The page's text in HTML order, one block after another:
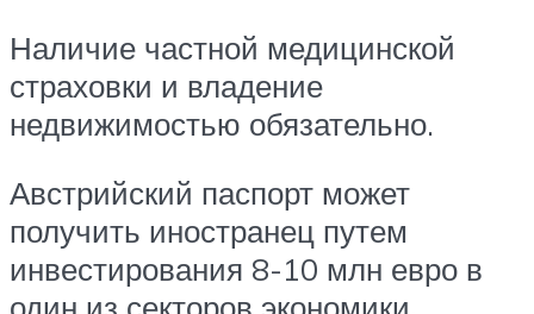
Наличие частной медицинской
страховки и владение
недвижимостью обязательно.
Австрийский паспорт может
получить иностранец путем
инвестирования 8-10 млн евро в